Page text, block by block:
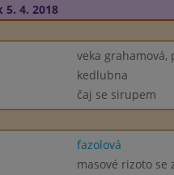
5. 4. 2018
veka grahamová,
kedlubna
čaj se sirupem
fazolová
masové rizoto se